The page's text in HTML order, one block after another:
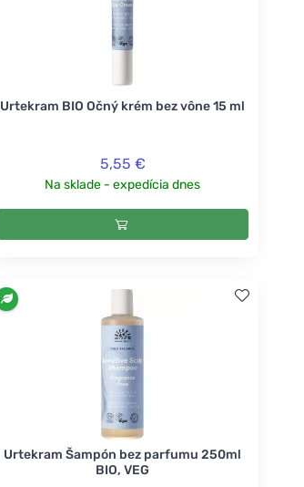
Urtekram BIO Očný krém bez vône 15 ml
5,55 €
Na sklade - expedícia dnes
Urtekram Šampón bez parfumu 250ml
BIO, VEG